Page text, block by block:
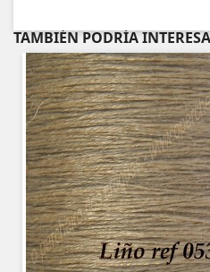
TAMBIÉN PODRÍA